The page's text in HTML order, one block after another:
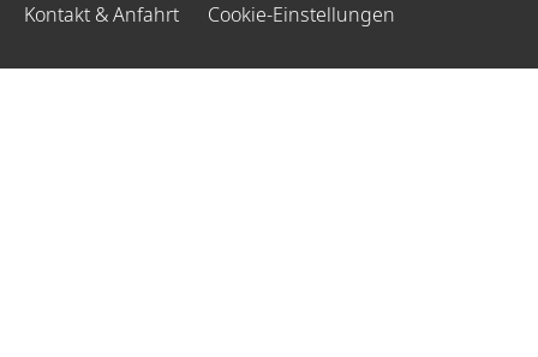
Kontakt & Anfahrt
Cookie-Einstellungen